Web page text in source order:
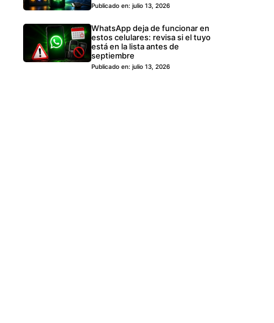
Publicado en: julio 13, 2026
WhatsApp deja de funcionar en
estos celulares: revisa si el tuyo
está en la lista antes de
septiembre
Publicado en: julio 13, 2026